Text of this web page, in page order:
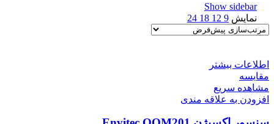
Show sidebar
نمایش 9
12
18
24
اطلاعات بیشتر
مقایسه
مشاهده سریع
افزودن به علاقه مندی